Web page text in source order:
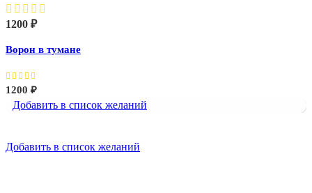
1200 ₽
Ворон в тумане
1200 ₽
Добавить в список желаний
Добавить в список желаний